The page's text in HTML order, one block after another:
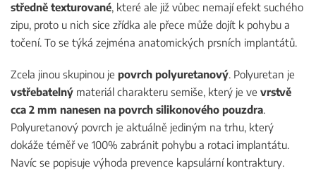
středně texturované, které ale již vůbec nemají efekt suchého
zipu, proto u nich sice zřídka ale přece může dojít k pohybu a
točení. To se týká zejména anatomických prsních implantátů.
Zcela jinou skupinou je povrch polyuretanový. Polyuretan je
vstřebatelný materiál charakteru semiše, který je ve vrstvě
cca 2 mm nanesen na povrch silikonového pouzdra.
Polyuretanový povrch je aktuálně jediným na trhu, který
dokáže téměř ve 100% zabránit pohybu a rotaci implantátu.
Navíc se popisuje výhoda prevence kapsulární kontraktury.